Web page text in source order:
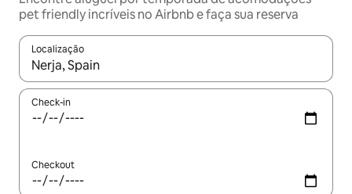
pet friendly incríveis no Airbnb e faça sua reserva
Localização
Quando os resultados estiverem disponíveis, explore-os
Check-in
Checkout